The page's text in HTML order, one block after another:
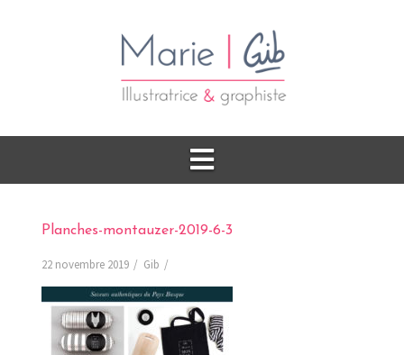
Planches-montauzer-2019-6-3
22 novembre 2019 Gib